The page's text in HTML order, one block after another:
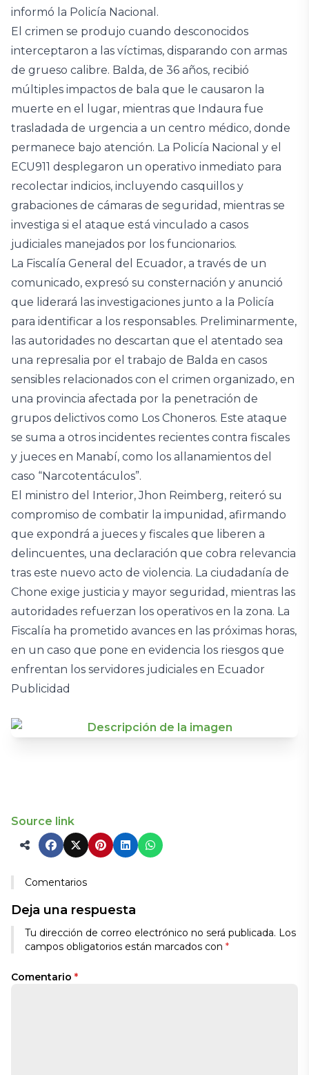
informó la Policía Nacional.
El crimen se produjo cuando desconocidos
interceptaron a las víctimas, disparando con armas
de grueso calibre. Balda, de 36 años, recibió
múltiples impactos de bala que le causaron la
muerte en el lugar, mientras que Indaura fue
trasladada de urgencia a un centro médico, donde
permanece bajo atención. La Policía Nacional y el
ECU911 desplegaron un operativo inmediato para
recolectar indicios, incluyendo casquillos y
grabaciones de cámaras de seguridad, mientras se
investiga si el ataque está vinculado a casos
judiciales manejados por los funcionarios.
La Fiscalía General del Ecuador, a través de un
comunicado, expresó su consternación y anunció
que liderará las investigaciones junto a la Policía
para identificar a los responsables. Preliminarmente,
las autoridades no descartan que el atentado sea
una represalia por el trabajo de Balda en casos
sensibles relacionados con el crimen organizado, en
una provincia afectada por la penetración de
grupos delictivos como Los Choneros. Este ataque
se suma a otros incidentes recientes contra fiscales
y jueces en Manabí, como los allanamientos del
caso “Narcotentáculos”.
El ministro del Interior, Jhon Reimberg, reiteró su
compromiso de combatir la impunidad, afirmando
que expondrá a jueces y fiscales que liberen a
delincuentes, una declaración que cobra relevancia
tras este nuevo acto de violencia. La ciudadanía de
Chone exige justicia y mayor seguridad, mientras las
autoridades refuerzan los operativos en la zona. La
Fiscalía ha prometido avances en las próximas horas,
en un caso que pone en evidencia los riesgos que
enfrentan los servidores judiciales en Ecuador
Publicidad
Source link
Comentarios
Deja una respuesta
Tu dirección de correo electrónico no será publicada. Los
campos obligatorios están marcados con *
Comentario *